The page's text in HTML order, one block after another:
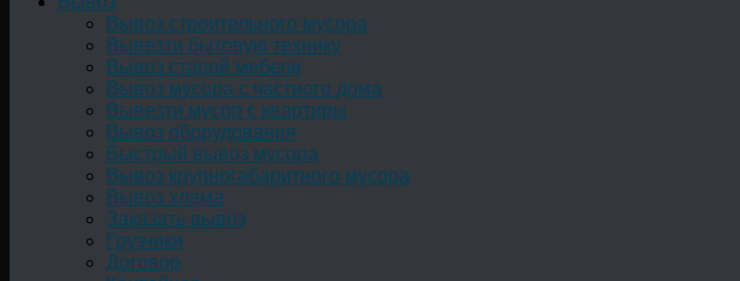
Вывоз строительного мусора
Вывезти бытовую технику
Вывоз старой мебели
Вывоз мусора с частного дома
Вывезти мусор с квартиры
Вывоз оборудования
Быстрый вывоз мусора
Вывоз крупногабаритного мусора
Вывоз хлама
Заказать вывоз
Грузчики
Договор